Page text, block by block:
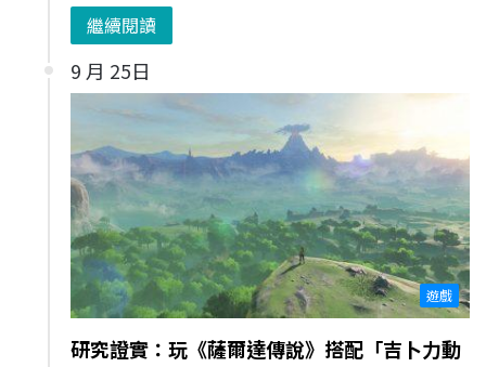
繼續閱讀
9 月 25日
遊戲
研究證實：玩《薩爾達傳說》搭配「吉卜力動